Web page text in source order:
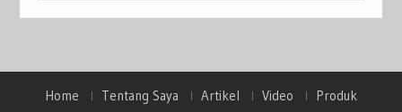
Home Tentang Saya Artikel Video
Produk